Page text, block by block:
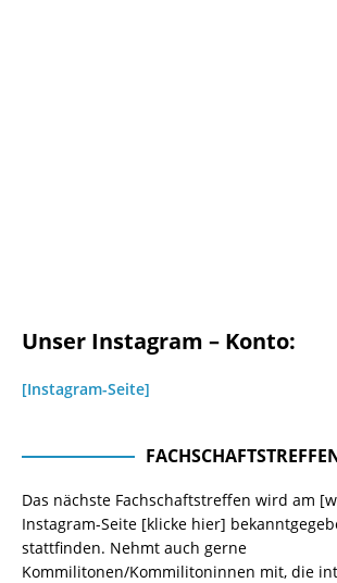
Unser Instagram – Konto:
[Instagram-Seite]
Das nächste Fachschaftstreffen wird am
Instagram-Seite [klicke hier]
stattfinden. Nehmt auch gerne
Kommilitonen/Kommilitoninnen mit, die